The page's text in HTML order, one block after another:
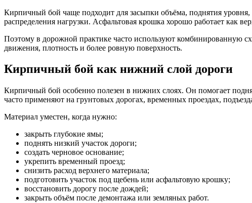
Кирпичный бой чаще подходит для засыпки объёма, поднятия
распределения нагрузки. Асфальтовая крошка хорошо работает как
Поэтому в дорожной практике часто используют комбинированную
движения, плотность и более ровную поверхность.
Кирпичный бой как нижний слой дороги
Кирпичный бой особенно полезен в нижних слоях. Он помогает
часто применяют на грунтовых дорогах, временных проездах,
Материал уместен, когда нужно:
закрыть глубокие ямы;
поднять низкий участок дороги;
создать черновое основание;
укрепить временный проезд;
снизить расход верхнего материала;
подготовить участок под щебень или асфальтовую крошку;
восстановить дорогу после дождей;
закрыть объём после демонтажа или земляных работ.